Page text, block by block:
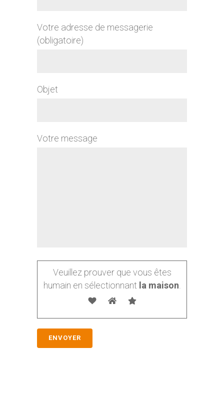
Votre adresse de messagerie
(obligatoire)
Objet
Votre message
Veuillez prouver que vous êtes
humain en sélectionnant la maison